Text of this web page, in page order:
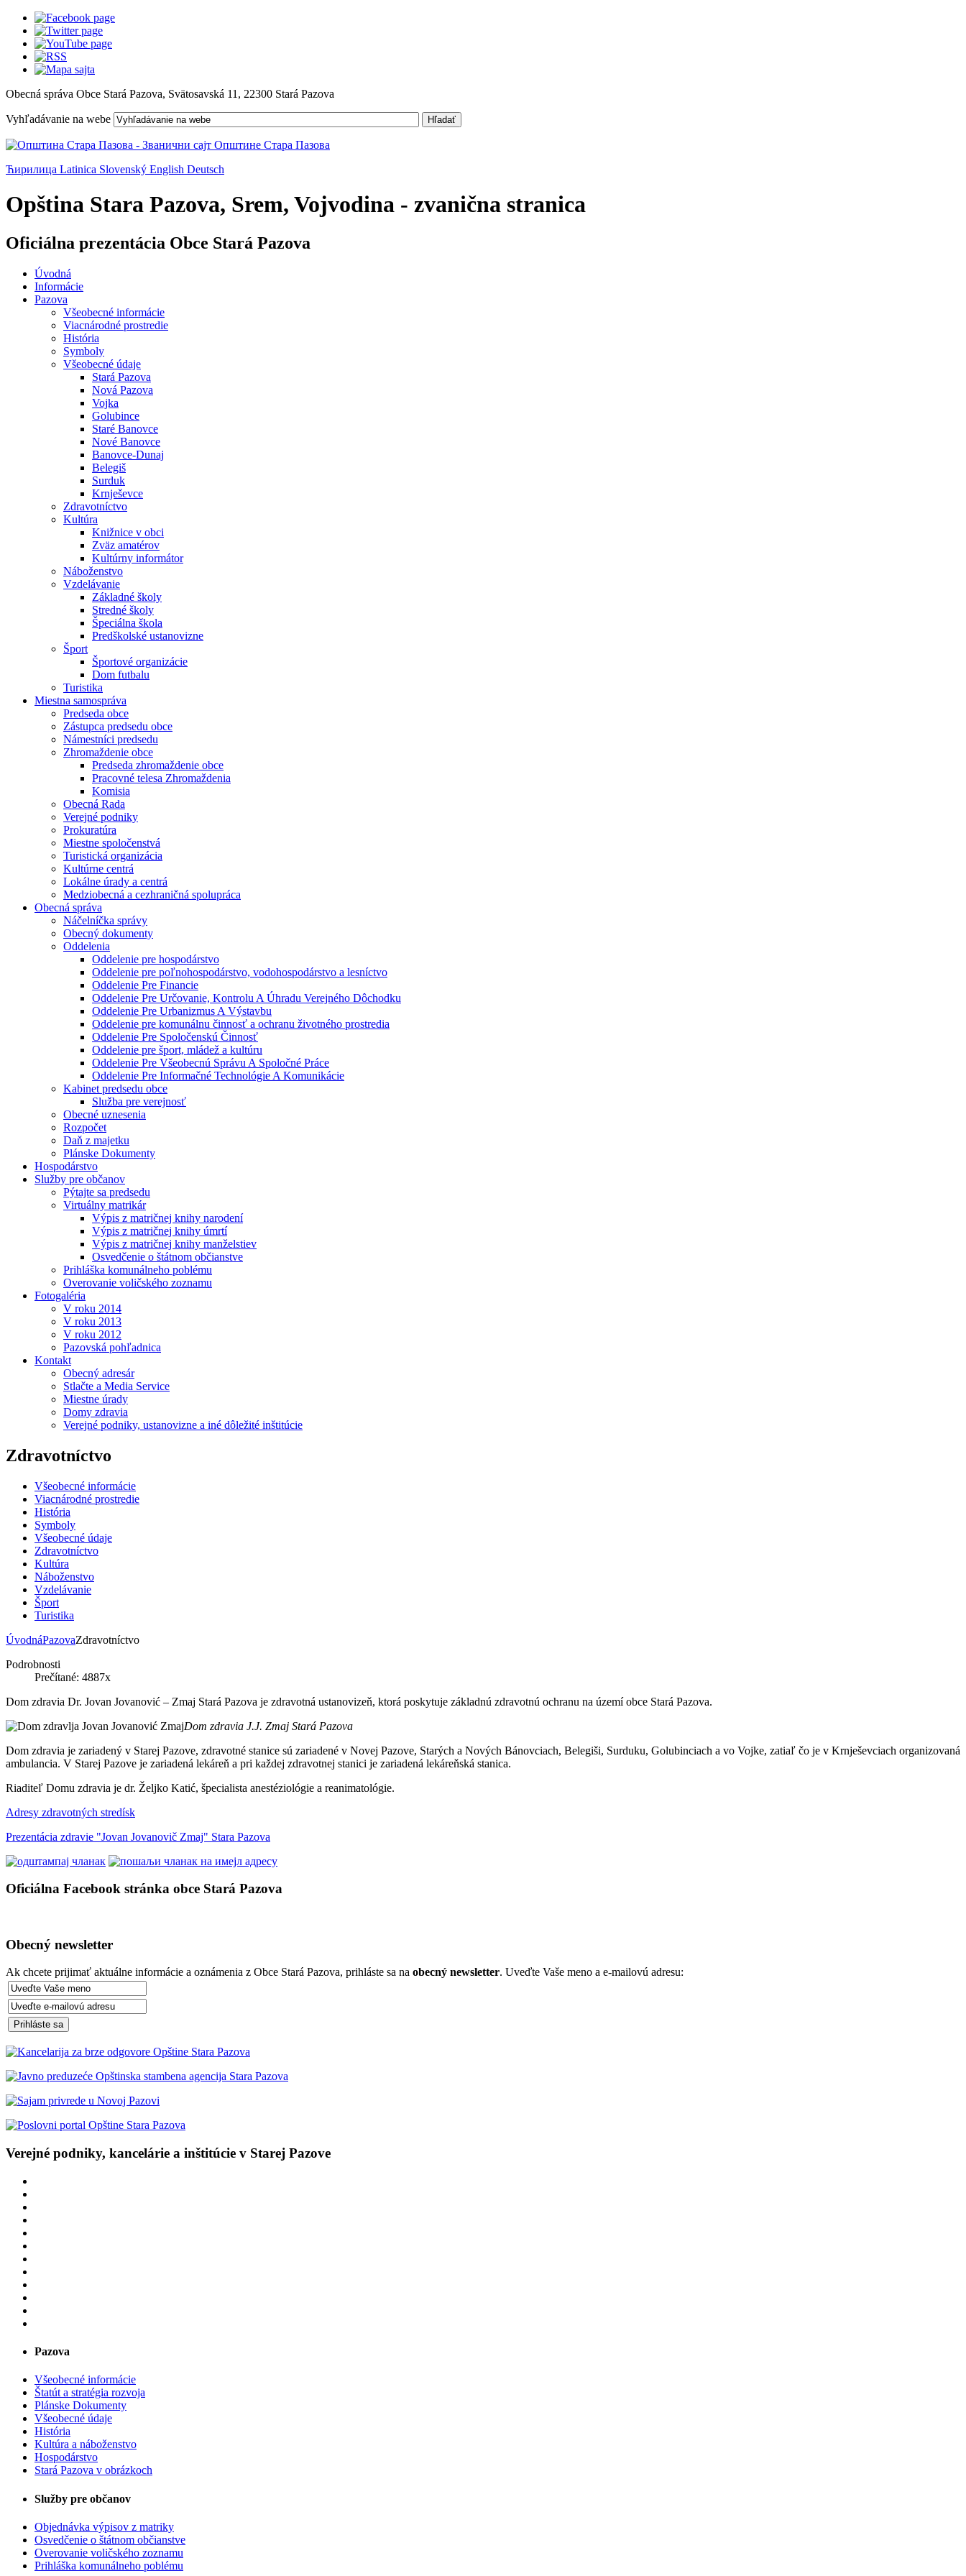
Obecná správa Obce Stará Pazova, Svätosavská 11, 22300 Stará Pazova
Vyhľadávanie na webe Hľadať
Ћирилица Latinica Slovenský English Deutsch
Opština Stara Pazova, Srem, Vojvodina - zvanična stranica
Oficiálna prezentácia Obce Stará Pazova
Úvodná
Informácie
Pazova
Všeobecné informácie
Viacnárodné prostredie
História
Symboly
Všeobecné údaje
Stará Pazova
Nová Pazova
Vojka
Golubince
Staré Banovce
Nové Banovce
Banovce-Dunaj
Belegiš
Surduk
Krnješevce
Zdravotníctvo
Kultúra
Knižnice v obci
Zväz amatérov
Kultúrny informátor
Náboženstvo
Vzdelávanie
Základné školy
Stredné školy
Špeciálna škola
Predškolské ustanovizne
Šport
Športové organizácie
Dom futbalu
Turistika
Miestna samospráva
Predseda obce
Zástupca predsedu obce
Námestníci predsedu
Zhromaždenie obce
Predseda zhromaždenie obce
Pracovné telesa Zhromaždenia
Komisia
Obecná Rada
Verejné podniky
Prokuratúra
Miestne spoločenstvá
Turistická organizácia
Kultúrne centrá
Lokálne úrady a centrá
Medziobecná a cezhraničná spolupráca
Obecná správa
Náčelníčka správy
Obecný dokumenty
Oddelenia
Oddelenie pre hospodárstvo
Oddelenie pre poľnohospodárstvo, vodohospodárstvo a lesníctvo
Oddelenie Pre Financie
Oddelenie Pre Určovanie, Kontrolu A Úhradu Verejného Dôchodku
Oddelenie Pre Urbanizmus A Výstavbu
Oddelenie pre komunálnu činnosť a ochranu životného prostredia
Oddelenie Pre Spoločenskú Činnosť
Oddelenie pre šport, mládež a kultúru
Oddelenie Pre Všeobecnú Správu A Spoločné Práce
Oddelenie Pre Informačné Technológie A Komunikácie
Kabinet predsedu obce
Služba pre verejnosť
Obecné uznesenia
Rozpočet
Daň z majetku
Plánske Dokumenty
Hospodárstvo
Služby pre občanov
Pýtajte sa predsedu
Virtuálny matrikár
Výpis z matričnej knihy narodení
Výpis z matričnej knihy úmrtí
Výpis z matričnej knihy manželstiev
Osvedčenie o štátnom občianstve
Prihláška komunálneho poblému
Overovanie voličského zoznamu
Fotogaléria
V roku 2014
V roku 2013
V roku 2012
Pazovská pohľadnica
Kontakt
Obecný adresár
Stlačte a Media Service
Miestne úrady
Domy zdravia
Verejné podniky, ustanovizne a iné dôležité inštitúcie
Zdravotníctvo
Všeobecné informácie
Viacnárodné prostredie
História
Symboly
Všeobecné údaje
Zdravotníctvo
Kultúra
Náboženstvo
Vzdelávanie
Šport
Turistika
ÚvodnáPazovaZdravotníctvo
Podrobnosti
Prečítané: 4887x
Dom zdravia Dr. Jovan Jovanović – Zmaj Stará Pazova je zdravotná ustanovizeň, ktorá poskytuje základnú zdravotnú ochranu na území obce Stará Pazova.
Dom zdravia J.J. Zmaj Stará Pazova
Dom zdravia je zariadený v Starej Pazove, zdravotné stanice sú zariadené v Novej Pazove, Starých a Nových Bánovciach, Belegiši, Surduku, Golubinciach a vo Vojke, zatiaľ čo je v Krnješevciach organizovaná
ambulancia. V Starej Pazove je zariadená lekáreň a pri každej zdravotnej stanici je zariadená lekáreňská stanica.
Riaditeľ Domu zdravia je dr. Željko Katić, špecialista anestéziológie a reanimatológie.
Adresy zdravotných stredísk
Prezentácia zdravie "Jovan Jovanovič Zmaj" Stara Pazova
Oficiálna Facebook stránka obce Stará Pazova
Obecný newsletter
Ak chcete prijimať aktuálne informácie a oznámenia z Obce Stará Pazova, prihláste sa na obecný newsletter. Uveďte Vaše meno a e-mailovú adresu:
Verejné podniky, kancelárie a inštitúcie v Starej Pazove
Pazova
Všeobecné informácie
Štatút a stratégia rozvoja
Plánske Dokumenty
Všeobecné údaje
História
Kultúra a náboženstvo
Hospodárstvo
Stará Pazova v obrázkoch
Služby pre občanov
Objednávka výpisov z matriky
Osvedčenie o štátnom občianstve
Overovanie voličského zoznamu
Prihláška komunálneho poblému